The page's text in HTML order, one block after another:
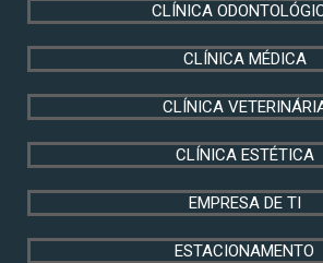
CLÍNICA
CLÍNICA MÉDICA
CLÍNICA
CLÍNICA ESTÉTICA
EMPRESA DE TI
ESTACIONAMENTO